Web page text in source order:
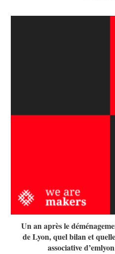
Un an après le
de Lyon, quel bilan et
associative